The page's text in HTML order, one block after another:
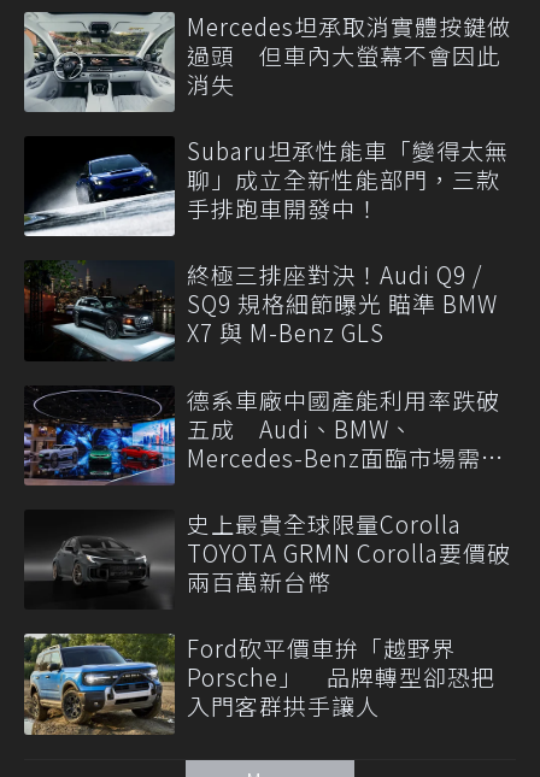
Mercedes坦承取消實體按鍵做
過頭 但車內大螢幕不會因此
消失
Subaru坦承性能車「變得太無
聊」成立全新性能部門，三款
手排跑車開發中！
終極三排座對決！Audi Q9 /
SQ9 規格細節曝光 瞄準 BMW
X7 與 M-Benz GLS
德系車廠中國產能利用率跌破
五成 Audi、BMW、
Mercedes-Benz面臨市場需求
史上最貴全球限量Corolla
TOYOTA GRMN Corolla要價破
兩百萬新台幣
Ford砍平價車拚「越野界
Porsche」 品牌轉型卻恐把
入門客群拱手讓人